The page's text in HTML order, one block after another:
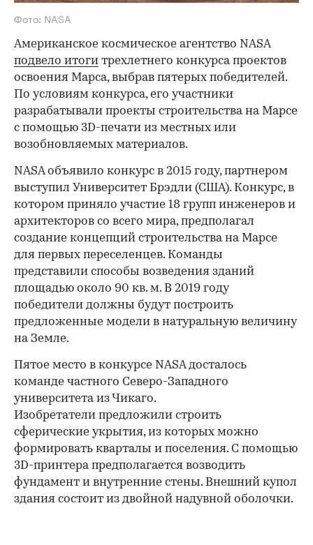
Фото: NASA
Американское космическое агентство NASA
подвело итоги трехлетнего конкурса проектов
освоения Марса, выбрав пятерых победителей.
По условиям конкурса, его участники
разрабатывали проекты строительства на Марсе
с помощью 3D-печати из местных или
возобновляемых материалов.
NASA объявило конкурс в 2015 году, партнером
выступил Университет Брэдли (США). Конкурс, в
котором приняло участие 18 групп инженеров и
архитекторов со всего мира, предполагал
создание концепций строительства на Марсе
для первых переселенцев. Команды
представили способы возведения зданий
площадью около 90 кв. м. В 2019 году
победители должны будут построить
предложенные модели в натуральную величину
на Земле.
Пятое место в конкурсе NASA досталось
команде частного Северо-Западного
университета из Чикаго.
Изобретатели предложили строить
сферические укрытия, из которых можно
формировать кварталы и поселения. С помощью
3D-принтера предполагается возводить
фундамент и внутренние стены. Внешний купол
здания состоит из двойной надувной оболочки.